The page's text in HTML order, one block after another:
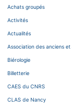
Achats groupés
Activités
Actualités
Association des anciens
Biérologie
Billetterie
CAES du CNRS
CLAS de Nancy